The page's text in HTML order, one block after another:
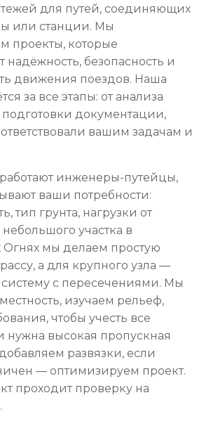
для путей, соединяющих
или станции. Мы
проекты, которые
надёжность, безопасность и
движения поездов. Наша
за все этапы: от анализа
подготовки документации,
вашим задачам и
инженеры-путейцы,
ваши потребности:
тип грунта, нагрузки от
небольшого участка в
Огнях мы делаем простую
а для крупного узла —
с пересечениями. Мы
изучаем рельеф,
чтобы учесть все
нужна высокая пропускная
развязки, если
— оптимизируем проект.
проходит проверку на